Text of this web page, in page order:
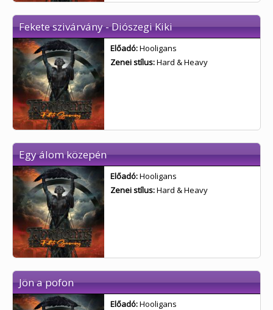
Fekete szivárvány - Diószegi Kiki
Előadó:Hooligans
Zenei stílus:Hard & Heavy
Egy álom közepén
Előadó:Hooligans
Zenei stílus:Hard & Heavy
Jön a pofon
Előadó:Hooligans